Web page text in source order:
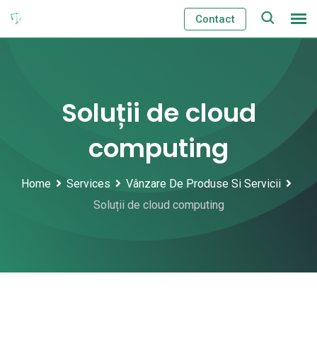
Skip
Contact
Soluții de cloud
computing
Home Services
Vânzare De Produse Si Servicii
Soluții de cloud computing